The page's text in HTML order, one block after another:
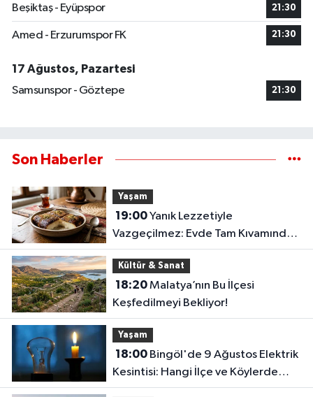
Beşiktaş - Eyüpspor 21:30
Amed - Erzurumspor FK 21:30
17 Ağustos, Pazartesi
Samsunspor - Göztepe
21:30
Son Haberler
Yaşam
19:00Yanık Lezzetiyle
Vazgeçilmez: Evde Tam Kıvamında
Kazandibi Tarifi
Kültür & Sanat
18:20Malatya’nın Bu İlçesi
Keşfedilmeyi Bekliyor!
Yaşam
18:00Bingöl'de 9 Ağustos Elektrik
Kesintisi: Hangi İlçe ve Köylerde
Elektrikler Kesilecek?